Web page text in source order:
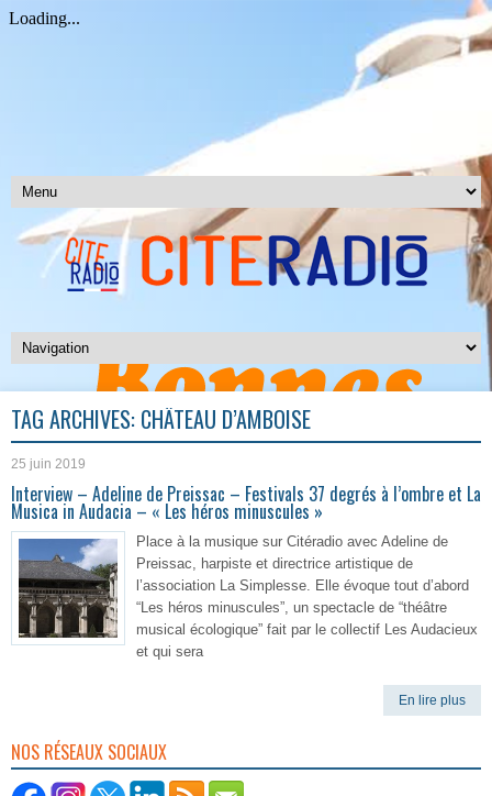
TAG ARCHIVES: CHÂTEAU D’AMBOISE
25 juin 2019
Interview – Adeline de Preissac – Festivals 37 degrés à l’ombre et La
Musica in Audacia – « Les héros minuscules »
Place à la musique sur Citéradio avec Adeline de
Preissac, harpiste et directrice artistique de
l’association La Simplesse. Elle évoque tout d’abord
“Les héros minuscules”, un spectacle de “théâtre
musical écologique” fait par le collectif Les Audacieux
et qui sera
En lire plus
NOS RÉSEAUX SOCIAUX